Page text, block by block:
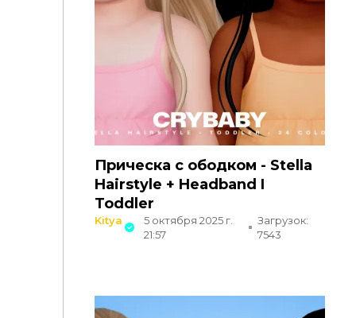
Прическа с ободком - Stella
Hairstyle + Headband I
Toddler
Kitya
5 октября 2025 г.
21:57
Загрузок:
7543